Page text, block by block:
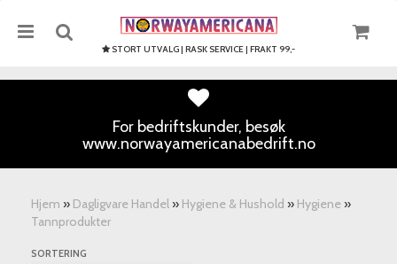
STORT UTVALG | RASK SERVICE | FRAKT 99,-
For bedriftskunder, besøk
www.norwayamericanabedrift.no
Hjem » Dagligvare Handel » Hygiene & Hushold » Hygiene »
Tannprodukter
SORTERING